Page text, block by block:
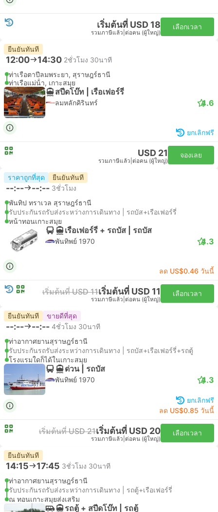
เริ่มต้นที่ USD 18
รวมภาษีแล้ว ต่อคน (ผู้ใหญ่)
เลือกเวลา
ยืนยันทันที
12:00 14:30 2ชั่วโมง 30นาที
ท่าเรือตาปีลมพระยา, สุราษฎร์ธานี
ท่าเรือแม่น้ํา, เกาะสมุย
สปีดโบ๊ท | เรือเฟอร์รี่
ลมหลักคิรินทร์ 4.6
ยกเลิกฟรี
USD 21
รวมภาษีแล้ว ต่อคน (ผู้ใหญ่)
จองเลย
ราคาถูกที่สุด ยืนยันทันที
--:-- --:-- 3ชั่วโมง
พันทิป ทราเวล สุราษฎร์ธานี
รับประกันรถรับส่งระหว่างการเดินทาง | รถบัส+เรือเฟอร์รี่
หน้าทอนเกาะสมุย
เรือเฟอร์รี่ + รถบัส | รถบัส
พันทิพย์ 1970 4.3
ลด US$0.46 วันนี้
เริ่มต้นที่ USD 11เริ่มต้นที่ USD 11
รวมภาษีแล้ว ต่อคน (ผู้ใหญ่)
เลือกเวลา
ยืนยันทันที ขายดีที่สุด
--:-- --:-- 4ชั่วโมง 30นาที
ท่าอากาศยานสุราษฎร์ธานี
รับประกันรถรับส่งระหว่างการเดินทาง | รถบัส+เรือเฟอร์รี่+รถตู้
โรงแรมใดก็ได้ในเกาะสมุย
ด่วน | รถบัส
พันทิพย์ 1970 4.3
ยกเลิกฟรี
ลด US$0.85 วันนี้
เริ่มต้นที่ USD 21เริ่มต้นที่ USD 20
รวมภาษีแล้ว ต่อคน (ผู้ใหญ่)
เลือกเวลา
ยืนยันทันที
14:15 17:45 3ชั่วโมง 30นาที
ท่าอากาศยานสุราษฎร์ธานี
รับประกันรถรับส่งระหว่างการเดินทาง | รถตู้+เรือเฟอร์รี่
ณ ทอนเกาะสมุยส่งเสริม
รถตู้ + สปีดโบ๊ท | รถตู้